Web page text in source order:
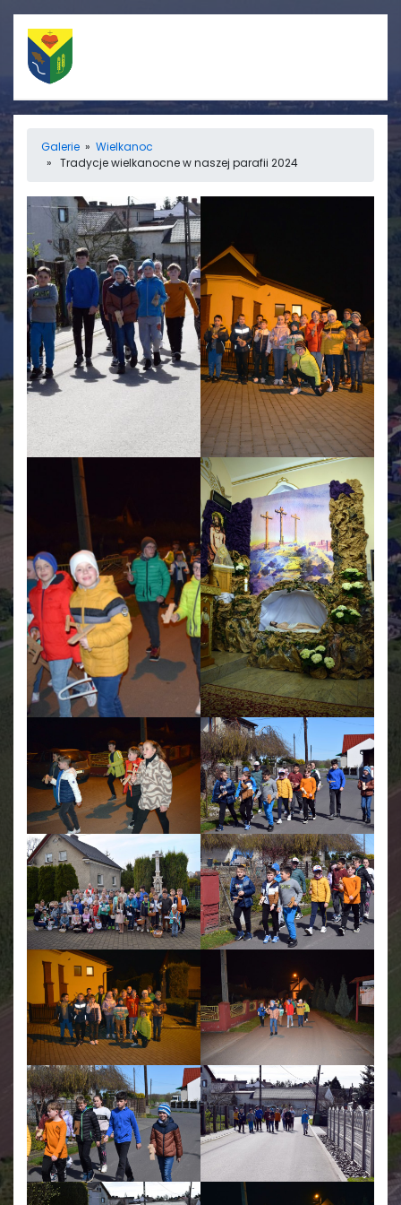
Porządek nabożeństw
Straż Pożarna
Ośrodek zdrowia
Koło gospodyń
wiejskich
Rada sołecka
Świetlica
Aktualności
Galerie
Galerie » Wielkanoc
» Tradycje wielkanocne w naszej parafii 2024